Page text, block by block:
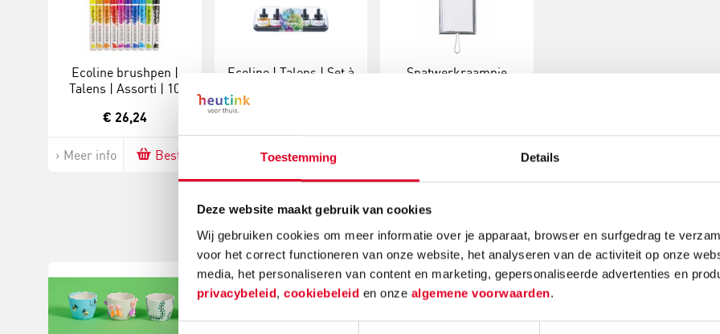
Toestemming Details
Deze website maakt gebruik van cookies
Wij gebruiken cookies om meer informatie over je apparaat, browser en surfgedrag te
voor het correct functioneren van onze website, het analyseren van de activiteit op onze
media, het personaliseren van content en marketing, gepersonaliseerde advertenties en
privacybeleid, cookiebeleid en onze algemene voorwaarden.
Ecoline brushpen |
Talens | Assorti | 10
€ 26,24
Meer info Bestel
Ecoline | Talens | Set à
Meer info Bestel
Spatwerkraampje
Bestel
Gerelateerde nieuwsberichten